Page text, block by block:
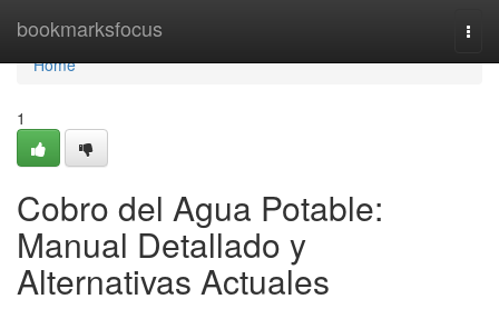
bookmarksfocus
Home
Home
1
Cobro del Agua Potable:
Manual Detallado y
Alternativas Actuales